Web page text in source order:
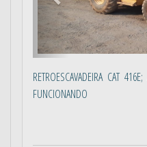
RETROESCAVADEIRA CAT
FUNCIONANDO